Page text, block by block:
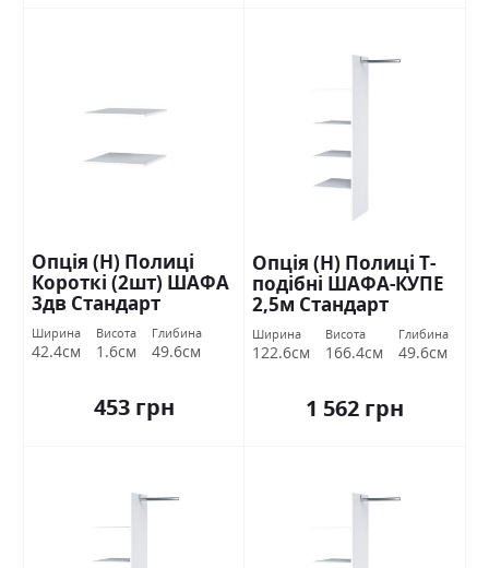
Опція (Н) Полиці
Короткі (2шт) ШАФА
3дв Стандарт
Ширина
42.4см
Висота
1.6см
Глибина
49.6см
453 грн
Опція (Н) Полиці Т-
подібні ШАФА-КУПЕ
2,5м Стандарт
Ширина
122.6см
Висота
166.4см
Глибина
49.6см
1 562 грн